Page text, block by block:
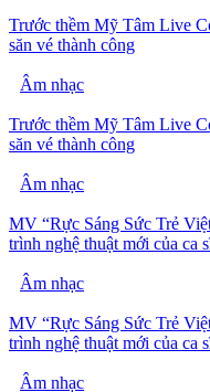
Trước thềm Mỹ Tâm Live
săn vé thành công
Âm nhạc
Trước thềm Mỹ Tâm Live
săn vé thành công
Âm nhạc
MV “Rực Sáng Sức Trẻ
trình nghệ thuật mới của ca
Âm nhạc
MV “Rực Sáng Sức Trẻ
trình nghệ thuật mới của ca
Âm nhạc